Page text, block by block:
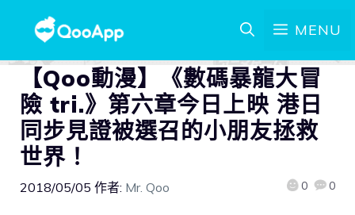
MENU
【Qoo動漫】《數碼暴龍大冒
險 tri.》第六章今日上映 港日
同步見證被選召的小朋友拯救
世界！
2018/05/05 作者: Mr. Qoo 0 0